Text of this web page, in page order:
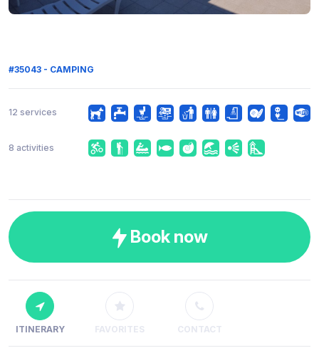
#35043 - CAMPING
12 services
8 activities
Book now
ITINERARY FAVORITES CONTACT